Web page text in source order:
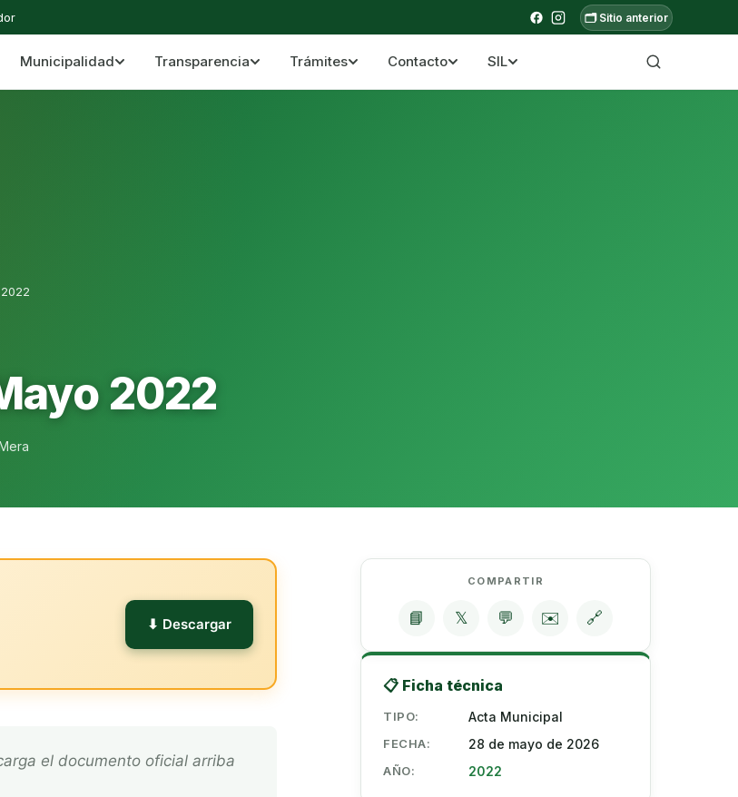
🗂️ Sitio anterior
Mera Cantón Mera · Pastaza · Llanganates y Amazonía ecuatoriana
Municipalidad Transparencia Trámites Contacto SIL
2022
⬇ Descargar
COMPARTIR
📘 𝕏 💬 ✉️ 🔗
📋 Ficha técnica
TIPO: Acta Municipal
FECHA: 28 de mayo de 2026
AÑO: 2022